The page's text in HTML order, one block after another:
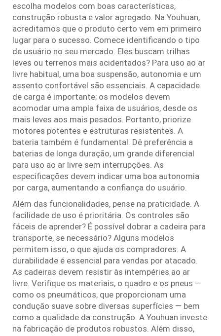
escolha modelos com boas características,
construção robusta e valor agregado. Na Youhuan,
acreditamos que o produto certo vem em primeiro
lugar para o sucesso. Comece identificando o tipo
de usuário no seu mercado. Eles buscam trilhas
leves ou terrenos mais acidentados? Para uso ao ar
livre habitual, uma boa suspensão, autonomia e um
assento confortável são essenciais. A capacidade
de carga é importante; os modelos devem
acomodar uma ampla faixa de usuários, desde os
mais leves aos mais pesados. Portanto, priorize
motores potentes e estruturas resistentes. A
bateria também é fundamental. Dê preferência a
baterias de longa duração, um grande diferencial
para uso ao ar livre sem interrupções. As
especificações devem indicar uma boa autonomia
por carga, aumentando a confiança do usuário.
Além das funcionalidades, pense na praticidade. A
facilidade de uso é prioritária. Os controles são
fáceis de aprender? É possível dobrar a cadeira para
transporte, se necessário? Alguns modelos
permitem isso, o que ajuda os compradores. A
durabilidade é essencial para vendas por atacado.
As cadeiras devem resistir às intempéries ao ar
livre. Verifique os materiais, o quadro e os pneus —
como os pneumáticos, que proporcionam uma
condução suave sobre diversas superfícies — bem
como a qualidade da construção. A Youhuan investe
na fabricação de produtos robustos. Além disso,